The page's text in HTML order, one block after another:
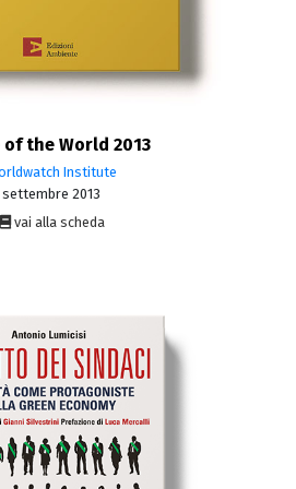
the World 2013
Institute
settembre 2013
vai alla scheda